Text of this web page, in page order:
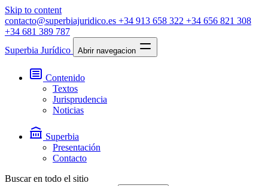
Skip to content
contacto@superbiajuridico.es +34 913 658 322 +34 656 821 308
+34 681 389 787
Superbia Jurídico
Abrir navegacion
Contenido
Textos
Jurisprudencia
Noticias
Superbia
Presentación
Contacto
Buscar en todo el sitio